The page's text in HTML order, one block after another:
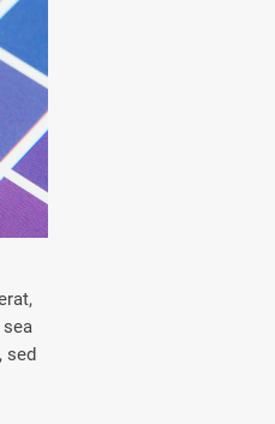
sed